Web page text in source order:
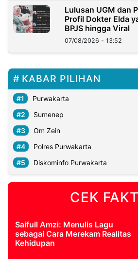
Lulusan UGM dan
Profil Dokter Elda
BPJS hingga Viral
07/08/2026 - 13:52
KABAR PILIHAN
Purwakarta
Sumenep
Om Zein
Polres Purwakarta
Diskominfo Purwakarta
CEK
Saifull Amzi: Menulis Lagu
sebagai Cara Merekam Realitas
Kehidupan